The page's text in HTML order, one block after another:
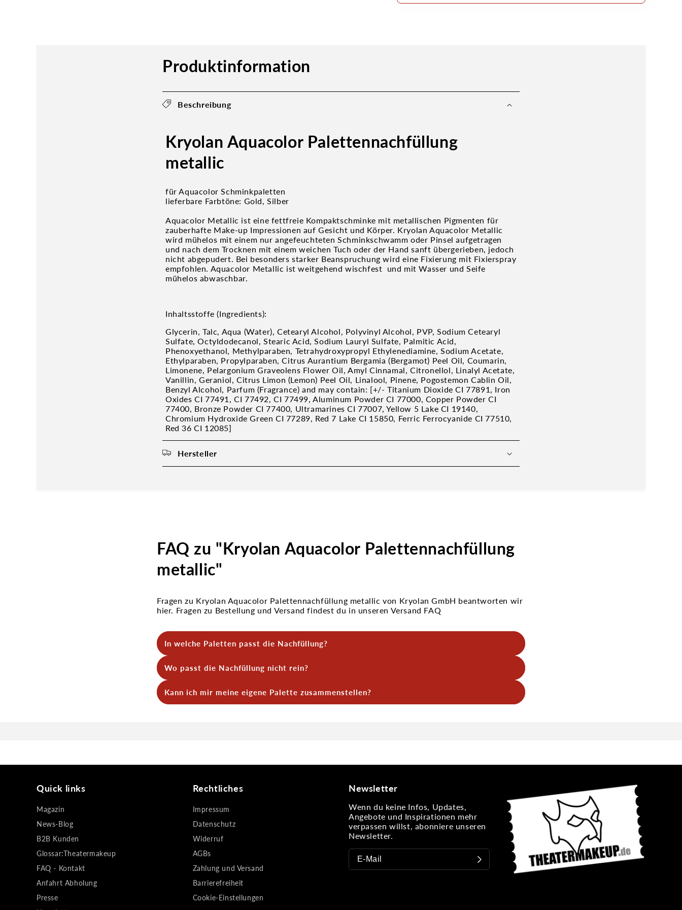
Produktinformation
Beschreibung
Kryolan Aquacolor Palettennachfüllung
metallic
für Aquacolor Schminkpaletten
lieferbare Farbtöne: Gold, Silber
Aquacolor Metallic ist eine fettfreie Kompaktschminke mit metallischen Pigmenten für
zauberhafte Make-up Impressionen auf Gesicht und Körper. Kryolan Aquacolor Metallic
wird mühelos mit einem nur angefeuchteten Schminkschwamm oder Pinsel aufgetragen
und nach dem Trocknen mit einem weichen Tuch oder der Hand sanft übergerieben, jedoch
nicht abgepudert. Bei besonders starker Beanspruchung wird eine Fixierung mit Fixierspray
empfohlen. Aquacolor Metallic ist weitgehend wischfest und mit Wasser und Seife
mühelos abwaschbar.
Inhaltsstoffe (Ingredients):
Glycerin, Talc, Aqua (Water), Cetearyl Alcohol, Polyvinyl Alcohol, PVP, Sodium Cetearyl
Sulfate, Octyldodecanol, Stearic Acid, Sodium Lauryl Sulfate, Palmitic Acid,
Phenoxyethanol, Methylparaben, Tetrahydroxypropyl Ethylenediamine, Sodium Acetate,
Ethylparaben, Propylparaben, Citrus Aurantium Bergamia (Bergamot) Peel Oil, Coumarin,
Limonene, Pelargonium Graveolens Flower Oil, Amyl Cinnamal, Citronellol, Linalyl Acetate,
Vanillin, Geraniol, Citrus Limon (Lemon) Peel Oil, Linalool, Pinene, Pogostemon Cablin Oil,
Benzyl Alcohol, Parfum (Fragrance) and may contain: [+/- Titanium Dioxide CI 77891, Iron
Oxides CI 77491, CI 77492, CI 77499, Aluminum Powder CI 77000, Copper Powder CI
77400, Bronze Powder CI 77400, Ultramarines CI 77007, Yellow 5 Lake CI 19140,
Chromium Hydroxide Green CI 77289, Red 7 Lake CI 15850, Ferric Ferrocyanide CI 77510,
Red 36 CI 12085]
Hersteller
FAQ zu "Kryolan Aquacolor Palettennachfüllung
metallic"
Fragen zu Kryolan Aquacolor Palettennachfüllung metallic von Kryolan GmbH beantworten wir
hier. Fragen zu Bestellung und Versand findest du in unseren Versand FAQ
In welche Paletten passt die Nachfüllung?
Kryolan, die für Rundpfännchen gedacht sind. Einfach einklicken, fertig!
Wo passt die Nachfüllung nicht rein?
Kunststoffkästen ohne Magnet.
Kann ich mir meine eigene Palette zusammenstellen?
Quick links
Magazin
News-Blog
B2B Kunden
Glossar:Theatermakeup
FAQ - Kontakt
Anfahrt Abholung
Presse
Rechtliches
Impressum
Datenschutz
Widerruf
AGBs
Zahlung und Versand
Barrierefreiheit
Cookie-Einstellungen
Newsletter
Wenn du keine Infos, Updates,
Angebote und Inspirationen mehr
verpassen willst, abonniere unseren
Newsletter.